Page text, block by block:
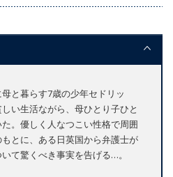
と暮らす7歳の少年セドリッ
い生活ながら、母ひとり子ひと
。優しく人なつこい性格で周囲
とに、ある日英国から弁護士が
て驚くべき事実を告げる…。